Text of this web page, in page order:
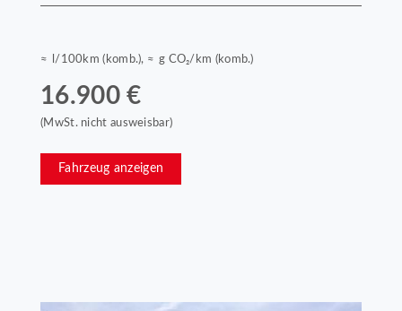
≈ l/100km (komb.), ≈ g CO₂/km (komb.)
16.900 €
(MwSt. nicht ausweisbar)
Fahrzeug anzeigen